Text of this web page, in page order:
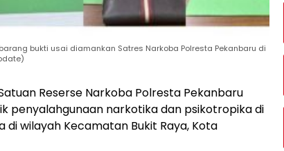
bukti usai diamankan Satres Narkoba Polresta Pekanbaru di
Reserse Narkoba Polresta Pekanbaru
penyalahgunaan narkotika dan psikotropika di
wilayah Kecamatan Bukit Raya, Kota